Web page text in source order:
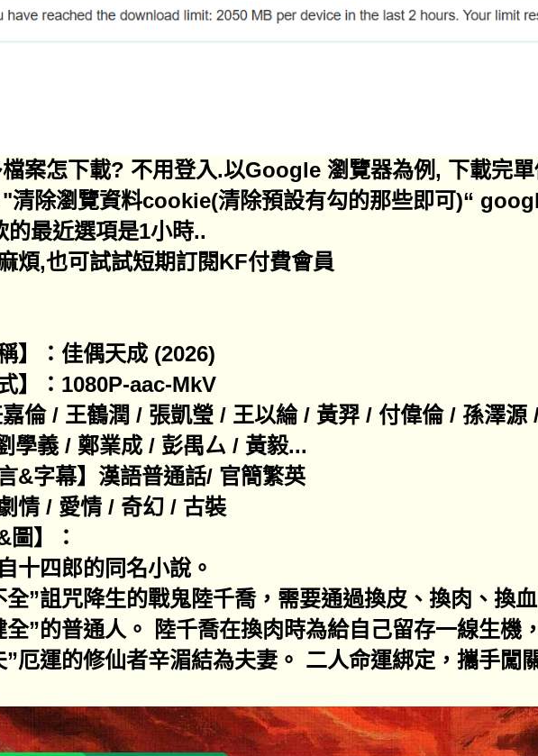
案怎下載? 不用登入.以Google 瀏覽器為例, 下載完
清除瀏覽資料cookie(清除預設有勾的那些即可)“
的最近選項是1小時..
煩,也可試試短期訂閱KF付費會員
】：佳偶天成 (2026)
】：1080P-aac-MkV
倫 / 王鶴潤 / 張凱瑩 / 王以綸 / 黃羿 / 付偉倫 / 孫澤源
學義 / 鄭業成 / 彭禺厶 / 黃毅...
言&字幕】漢語普通話/ 官簡繁英
情 / 愛情 / 奇幻 / 古裝
圖】：
十四郎的同名小說。
全”詛咒降生的戰鬼陸千喬，需要通過換皮、換肉、換
全”的普通人。 陸千喬在換肉時為給自己留存一線生機
”厄運的修仙者辛湄結為夫妻。 二人命運綁定，攜手闖